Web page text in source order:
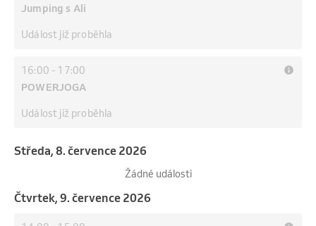
Jumping s Ali
Událost již proběhla
16:00 - 17:00
POWERJOGA
Událost již proběhla
středa, 8. července 2026
Žádné události
čtvrtek, 9. července 2026